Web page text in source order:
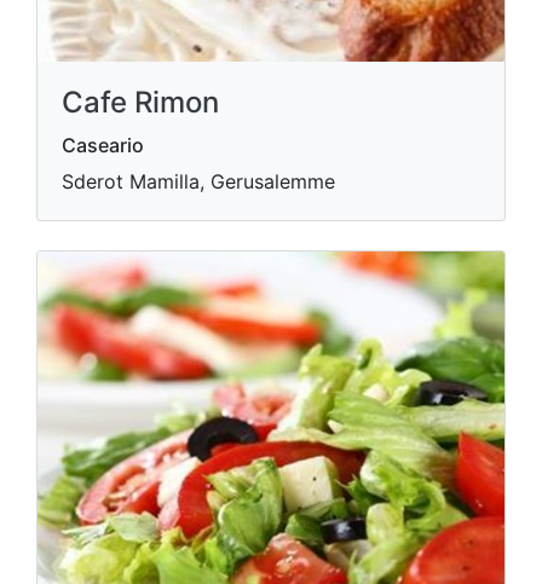
Cafe Rimon
Caseario
Sderot Mamilla, Gerusalemme